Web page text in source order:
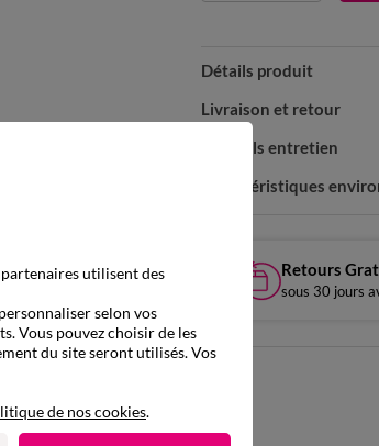
Détails produit
Livraison et retour
Conseils entretien
Caractéristiques
Retours
sous 30 jours
utilisent des
selon vos
Vous pouvez choisir de les
du site seront utilisés. Vos
de nos cookies.